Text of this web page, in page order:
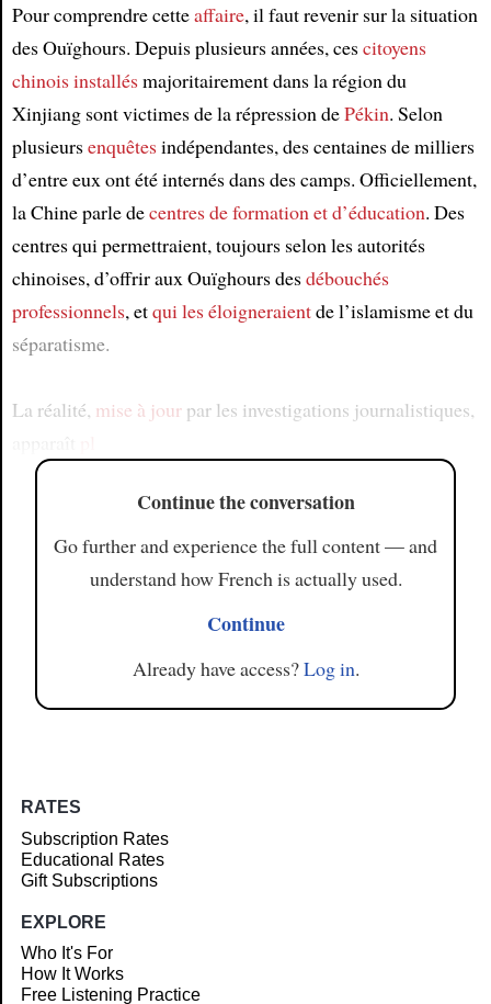
Pour comprendre cetteaffaire, il faut revenir sur la situation
des Ouïghours. Depuis plusieurs années, cescitoyens
chinoisinstallésmajoritairement dans la région du
Xinjiang sont victimes de la répression dePékin. Selon
plusieursenquêtesindépendantes, des centaines de milliers
d’entre eux ont été internés dans des camps. Officiellement,
la Chine parle decentres de formation et d’éducation. Des
centres qui permettraient, toujours selon les autorités
chinoises, d’offrir aux Ouïghours desdébouchés
professionnels, etqui les éloigneraientde l’islamisme et du
séparatisme.
La réalité, mise à jourpar les investigations journalistiques,
Continue the conversation
Go further and experience the full content — and
understand how French is actually used.
Continue
Already have access?Log in.
RATES
Subscription Rates
Educational Rates
Gift Subscriptions
EXPLORE
Who It's For
How It Works
Free Listening Practice